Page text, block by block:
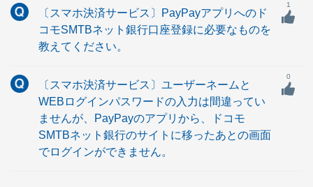
〔スマホ決済サービス〕PayPayアプリへのド
コモSMTBネット銀行口座登録に必要なものを
教えてください。
1
〔スマホ決済サービス〕ユーザーネームと
WEBログインパスワードの入力は間違ってい
ませんが、PayPayのアプリから、ドコモ
SMTBネット銀行のサイトに移ったあとの画面
でログインができません。
0